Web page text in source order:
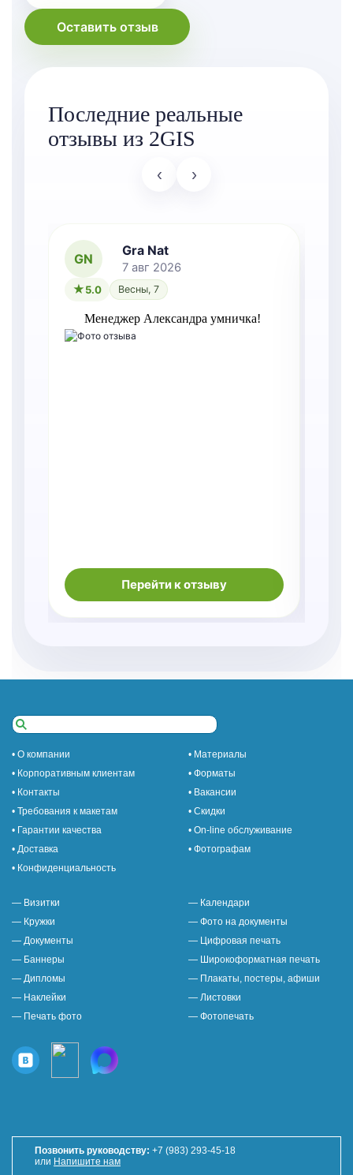
Оставить отзыв
Последние реальные
отзывы из 2GIS
‹ ›
GN
Gra Nat
7 авг 2026
5.0 Весны, 7
Менеджер Александра умничка!
Перейти к отзыву
• О компании
• Материалы
• Корпоративным клиентам
• Форматы
• Контакты
• Вакансии
• Требования к макетам
• Скидки
• Гарантии качества
• On-line обслуживание
• Доставка
• Фотографам
• Конфиденциальность
— Визитки
— Календари
— Кружки
— Фото на документы
— Документы
— Цифровая печать
— Баннеры
— Широкоформатная печать
— Дипломы
— Плакаты, постеры, афиши
— Наклейки
— Листовки
— Печать фото
— Фотопечать
Позвонить руководству: +7 (983) 293-45-18
или Напишите нам